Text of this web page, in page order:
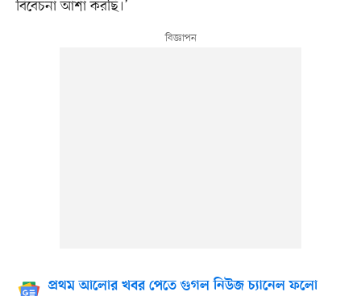
বিবেচনা আশা করছি।’
প্রথম আলোর খবর পেতে গুগল নিউজ চ্যানেল ফলো